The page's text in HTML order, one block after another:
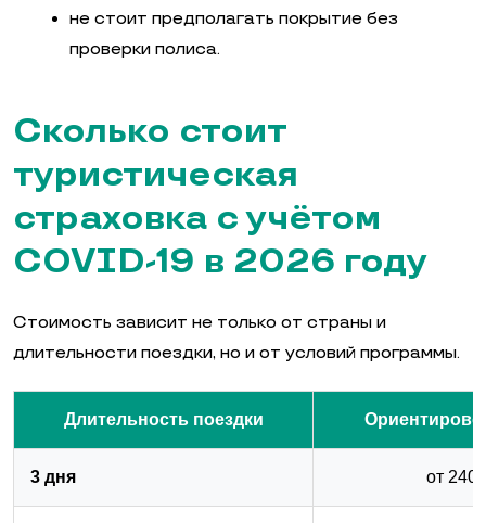
не стоит предполагать покрытие без
проверки полиса.
Сколько стоит
туристическая
страховка с учётом
COVID-19 в 2026 году
Стоимость зависит не только от страны и
длительности поездки, но и от условий программы.
Длительность поездки
3 дня от 240